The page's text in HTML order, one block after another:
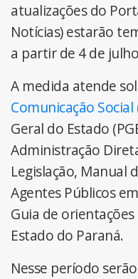
atualizações do
Notícias) estarão
a partir de 4 de
A medida atende
Comunicação Social
Geral do Estado
Administração
Legislação, Manual
Agentes Públicos
Guia de
Estado do Paraná.
Nesse período